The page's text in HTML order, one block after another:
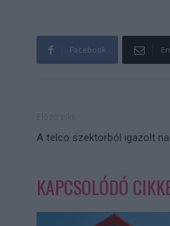
Facebook
A telco szektorból igazolt
KAPCSOLÓDÓ